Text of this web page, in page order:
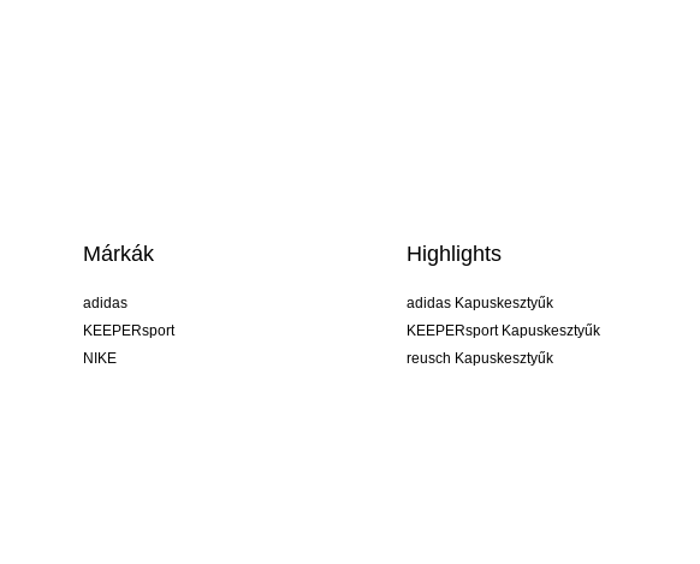
Márkák
adidas
KEEPERsport
NIKE
Highlights
adidas Kapuskesztyűk
KEEPERsport Kapuskesztyűk
reusch Kapuskesztyűk